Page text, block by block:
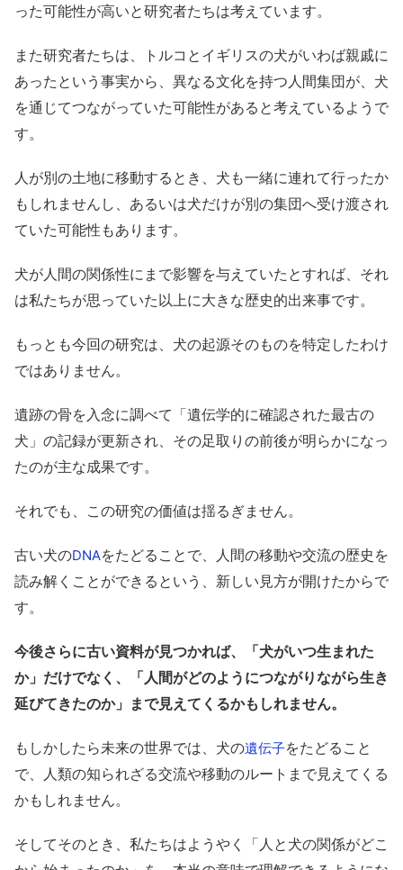
った可能性が高いと研究者たちは考えています。
また研究者たちは、トルコとイギリスの犬がいわば親戚に
あったという事実から、異なる文化を持つ人間集団が、犬
を通じてつながっていた可能性があると考えているようで
す。
人が別の土地に移動するとき、犬も一緒に連れて行ったか
もしれませんし、あるいは犬だけが別の集団へ受け渡され
ていた可能性もあります。
犬が人間の関係性にまで影響を与えていたとすれば、それ
は私たちが思っていた以上に大きな歴史的出来事です。
もっとも今回の研究は、犬の起源そのものを特定したわけ
ではありません。
遺跡の骨を入念に調べて「遺伝学的に確認された最古の
犬」の記録が更新され、その足取りの前後が明らかになっ
たのが主な成果です。
それでも、この研究の価値は揺るぎません。
古い犬のDNAをたどることで、人間の移動や交流の歴史を
読み解くことができるという、新しい見方が開けたからで
す。
今後さらに古い資料が見つかれば、「犬がいつ生まれた
か」だけでなく、「人間がどのようにつながりながら生き
延びてきたのか」まで見えてくるかもしれません。
もしかしたら未来の世界では、犬の遺伝子をたどること
で、人類の知られざる交流や移動のルートまで見えてくる
かもしれません。
そしてそのとき、私たちはようやく「人と犬の関係がどこ